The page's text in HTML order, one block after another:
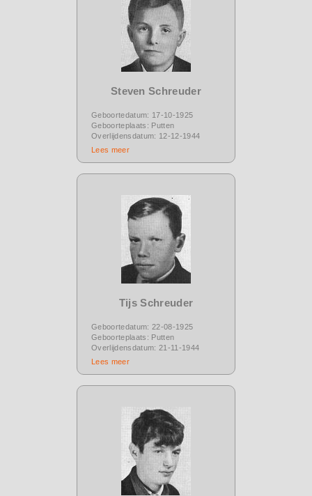
Steven Schreuder
Geboortedatum: 17-10-1925
Geboorteplaats: Putten
Overlijdensdatum: 12-12-1944
Lees meer
Tijs Schreuder
Geboortedatum: 22-08-1925
Geboorteplaats: Putten
Overlijdensdatum: 21-11-1944
Lees meer